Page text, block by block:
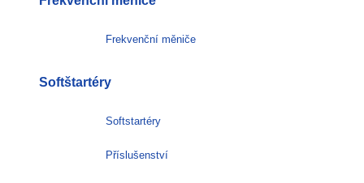
Frekvenční měniče
Softštartéry
Softstartéry
Příslušenství